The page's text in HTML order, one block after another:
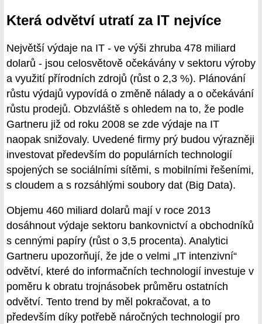
Která odvětví utratí za IT nejvíce
Největší výdaje na IT - ve výši zhruba 478 miliard
dolarů - jsou celosvětově očekávány v sektoru výroby
a využití přírodních zdrojů (růst o 2,3 %). Plánování
růstu výdajů vypovídá o změně nálady a o očekávání
růstu prodejů. Obzvláště s ohledem na to, že podle
Gartneru již od roku 2008 se zde výdaje na IT
naopak snižovaly. Uvedené firmy prý budou výrazněji
investovat především do populárních technologií
spojených se sociálními sítěmi, s mobilními řešeními,
s cloudem a s rozsáhlými soubory dat (Big Data).
Objemu 460 miliard dolarů mají v roce 2013
dosáhnout výdaje sektoru bankovnictví a obchodníků
s cennými papíry (růst o 3,5 procenta). Analytici
Gartneru upozorňují, že jde o velmi „IT intenzivní“
odvětví, které do informačních technologií investuje v
poměru k obratu trojnásobek průměru ostatních
odvětví. Tento trend by měl pokračovat, a to
především díky potřebě náročných technologií pro